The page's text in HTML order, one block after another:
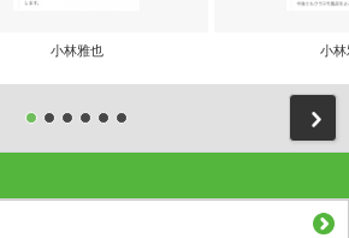
小林雅也 小林